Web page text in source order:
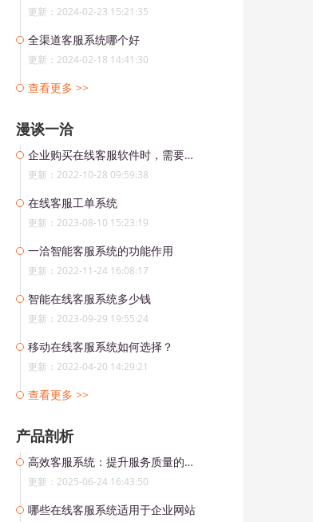
更新：2024-02-23 15:21:35
全渠道客服系统哪个好
更新：2024-02-18 14:41:30
查看更多 >>
漫谈一洽
企业购买在线客服软件时，需要注意哪些问题？
更新：2022-10-28 09:59:38
在线客服工单系统
更新：2023-08-10 15:23:19
一洽智能客服系统的功能作用
更新：2022-11-24 16:08:17
智能在线客服系统多少钱
更新：2023-09-29 19:55:24
移动在线客服系统如何选择？
更新：2022-04-20 14:29:21
查看更多 >>
产品剖析
高效客服系统：提升服务质量的利器
更新：2025-06-24 16:43:50
哪些在线客服系统适用于企业网站